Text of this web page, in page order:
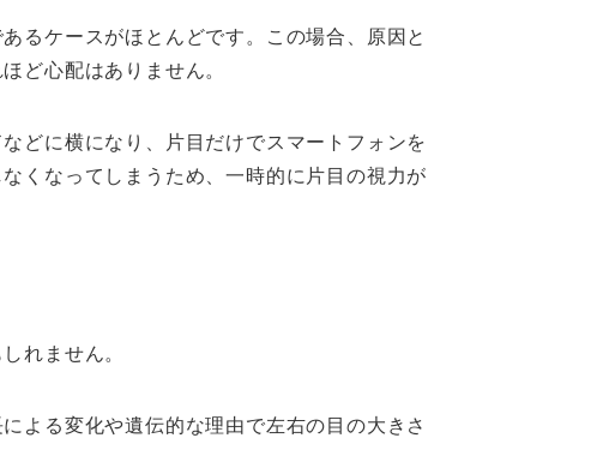
るケースがほとんどです。この場合、原因と
ど心配はありません。
どに横になり、片目だけでスマートフォンを
くなってしまうため、一時的に片目の視力が
れません。
よる変化や遺伝的な理由で左右の目の大きさ